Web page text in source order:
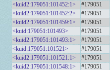
<kuid2:179051:101452:1>
#179051
<kuid2:179051:101452:2>
#179051
<kuid2:179051:101459:1>
#179051
<kuid:179051:101493>
#179051
<kuid2:179051:101493:1>
#179051
<kuid:179051:101521>
#179051
<kuid2:179051:101521:1>
#179051
<kuid2:179051:101548:1>
#179051